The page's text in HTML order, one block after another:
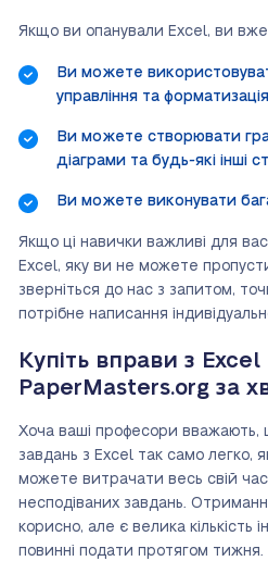
Якщо ви опанували Excel, ви вже
Ви можете
управління та
Ви можете створювати
діаграми та будь-які інші
Ви можете виконувати
Якщо ці навички важливі для
Excel, яку ви не можете
зверніться до нас з запитом,
потрібне написання
Купіть вправи з Excel
PaperMasters.org за
Хоча ваші професори вважають,
завдань з Excel так само легко,
можете витрачати весь свій час
несподіваних завдань.
корисно, але є велика кількість
повинні подати протягом тижня.